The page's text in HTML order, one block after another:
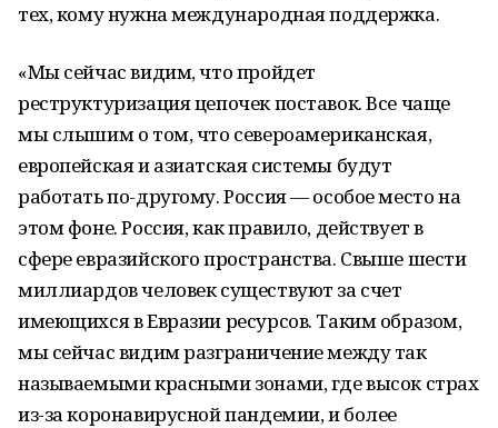
тех, кому нужна международная поддержка.
«Мы сейчас видим, что пройдет
реструктуризация цепочек поставок. Все чаще
мы слышим о том, что североамериканская,
европейская и азиатская системы будут
работать по-другому. Россия — особое место на
этом фоне. Россия, как правило, действует в
сфере евразийского пространства. Свыше шести
миллиардов человек существуют за счет
имеющихся в Евразии ресурсов. Таким образом,
мы сейчас видим разграничение между так
называемыми красными зонами, где высок страх
из-за коронавирусной пандемии, и более